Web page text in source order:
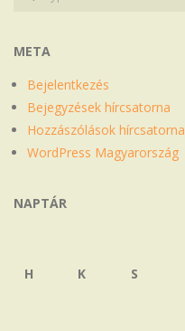
META
Bejelentkezés
Bejegyzések hírcsatorna
Hozzászólások hírcsatorna
WordPress Magyarország
NAPTÁR
H
K S